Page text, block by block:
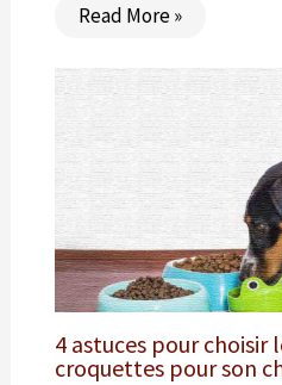
Read More »
4 astuces pour choisir
croquettes pour son